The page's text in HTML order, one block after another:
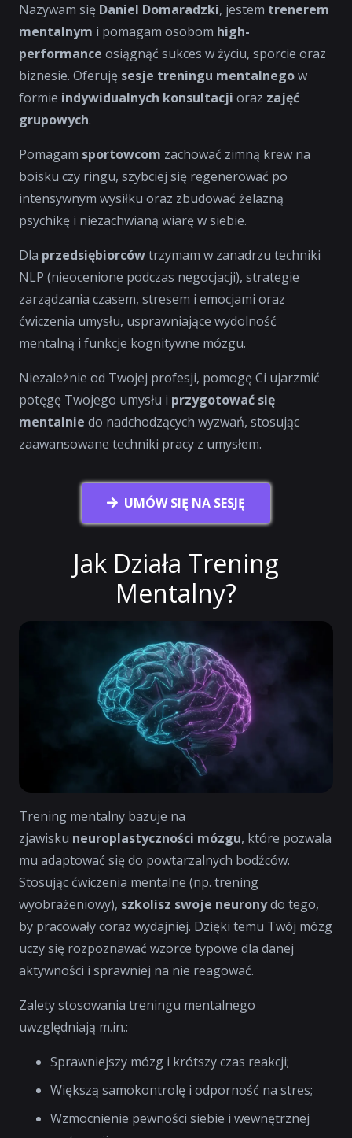
Nazywam się Daniel Domaradzki, jestem trenerem
mentalnym i pomagam osobom high-
performance osiągnąć sukces w życiu, sporcie oraz
biznesie. Oferuję sesje treningu mentalnegow
formie indywidualnych konsultacji oraz zajęć
grupowych.
Pomagam sportowcom zachować zimną krew na
boisku czy ringu, szybciej się regenerować po
intensywnym wysiłku oraz zbudować żelazną
psychikę i niezachwianą wiarę w siebie.
Dla przedsiębiorcówtrzymam w zanadrzu techniki
NLP (nieocenione podczas negocjacji), strategie
zarządzania czasem, stresem i emocjami oraz
ćwiczenia umysłu, usprawniające wydolność
mentalną i funkcje kognitywne mózgu.
Niezależnie od Twojej profesji, pomogę Ci ujarzmić
potęgę Twojego umysłu i przygotować się
mentalnie do nadchodzących wyzwań, stosując
zaawansowane techniki pracy z umysłem.
UMÓW SIĘ NA SESJĘ
Jak Działa Trening
Mentalny?
Trening mentalny bazuje na
zjawisku neuroplastyczności mózgu, które pozwala
mu adaptować się do powtarzalnych bodźców.
Stosując ćwiczenia mentalne (np. trening
wyobrażeniowy), szkolisz swoje neuronydo tego,
by pracowały coraz wydajniej. Dzięki temu Twój mózg
uczy się rozpoznawać wzorce typowe dla danej
aktywności i sprawniej na nie reagować.
Zalety stosowania treningu mentalnego
uwzględniają m.in.:
Sprawniejszy mózg i krótszy czas reakcji;
Większą samokontrolę i odporność na stres;
Wzmocnienie pewności siebie i wewnętrznej